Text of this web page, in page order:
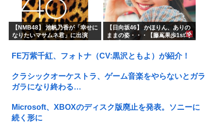
【NMB48】 池帆乃香が「幸せに
なりたいマサムネ君」に出演
【日向坂46】 かほりん、ありの
ままの姿・・・【藤嶌果歩1st写
FE万紫千紅、フォトナ（CV:黒沢ともよ）が紹介！
クラシックオーケストラ、ゲーム音楽をやらないとガラ
ガラになり終わる…
Microsoft、XBOXのディスク版廃止を発表。ソニーに
続く形に